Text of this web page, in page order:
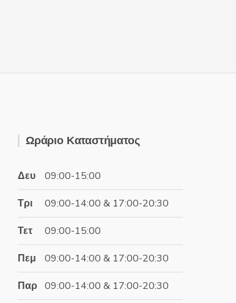
Ωράριο Καταστήματος
Δευ 09:00-15:00
Τρι 09:00-14:00 & 17:00-20:30
Τετ 09:00-15:00
Πεμ 09:00-14:00 & 17:00-20:30
Παρ 09:00-14:00 & 17:00-20:30